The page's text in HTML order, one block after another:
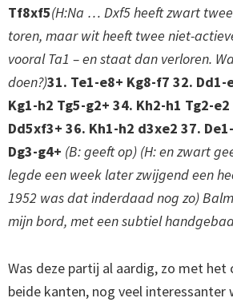
Tf8xf5(H:Na … Dxf5 heeft zwart
toren, maar wit heeft twee niet-
vooral Ta1 – en staat dan verloren.
doen?)31. Te1-e8+ Kg8-f7 32. Dd1-
Kg1-h2 Tg5-g2+ 34. Kh2-h1 Tg2-
Dd5xf3+ 36. Kh1-h2 d3xe2 37.
Dg3-g4+ (B: geeft op) (H: en zwart
legde een week later zwijgend een
1952 was dat inderdaad nog zo)
mijn bord, met een subtiel
Was deze partij al aardig, zo met het
beide kanten, nog veel